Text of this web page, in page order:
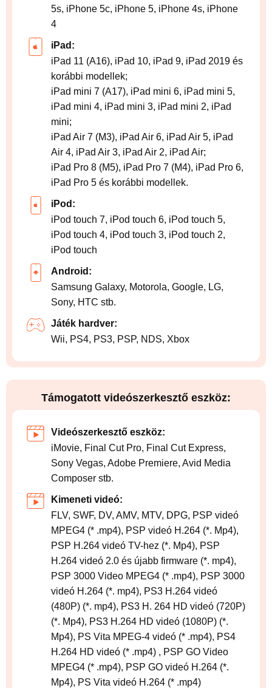
5s, iPhone 5c, iPhone 5, iPhone 4s, iPhone
4
iPad:
iPad 11 (A16), iPad 10, iPad 9, iPad 2019 és
korábbi modellek;
iPad mini 7 (A17), iPad mini 6, iPad mini 5,
iPad mini 4, iPad mini 3, iPad mini 2, iPad
mini;
iPad Air 7 (M3), iPad Air 6, iPad Air 5, iPad
Air 4, iPad Air 3, iPad Air 2, iPad Air;
iPad Pro 8 (M5), iPad Pro 7 (M4), iPad Pro 6,
iPad Pro 5 és korábbi modellek.
iPod:
iPod touch 7, iPod touch 6, iPod touch 5,
iPod touch 4, iPod touch 3, iPod touch 2,
iPod touch
Android:
Samsung Galaxy, Motorola, Google, LG,
Sony, HTC stb.
Játék hardver:
Wii, PS4, PS3, PSP, NDS, Xbox
Támogatott videószerkesztő eszköz:
Videószerkesztő eszköz:
iMovie, Final Cut Pro, Final Cut Express,
Sony Vegas, Adobe Premiere, Avid Media
Composer stb.
Kimeneti videó:
FLV, SWF, DV, AMV, MTV, DPG, PSP videó
MPEG4 (* .mp4), PSP videó H.264 (*. Mp4),
PSP H.264 videó TV-hez (*. Mp4), PSP
H.264 videó 2.0 és újabb firmware (*. mp4),
PSP 3000 Video MPEG4 (* .mp4), PSP 3000
videó H.264 (*. mp4), PS3 H.264 videó
(480P) (*. mp4), PS3 H. 264 HD videó (720P)
(*. Mp4), PS3 H.264 HD videó (1080P) (*.
Mp4), PS Vita MPEG-4 videó (* .mp4), PS4
H.264 HD videó (* .mp4) , PSP GO Video
MPEG4 (* .mp4), PSP GO videó H.264 (*.
Mp4), PS Vita videó H.264 (* .mp4)